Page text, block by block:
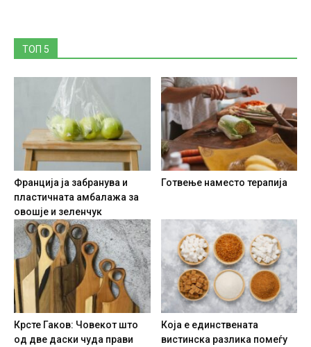
ТОП 5
Франција ја забранува и
пластичната амбалажа за
овошје и зеленчук
Готвење наместо терапија
Крсте Гаков: Човекот што
од две даски чуда прави
Која е единствената
вистинска разлика помеѓу